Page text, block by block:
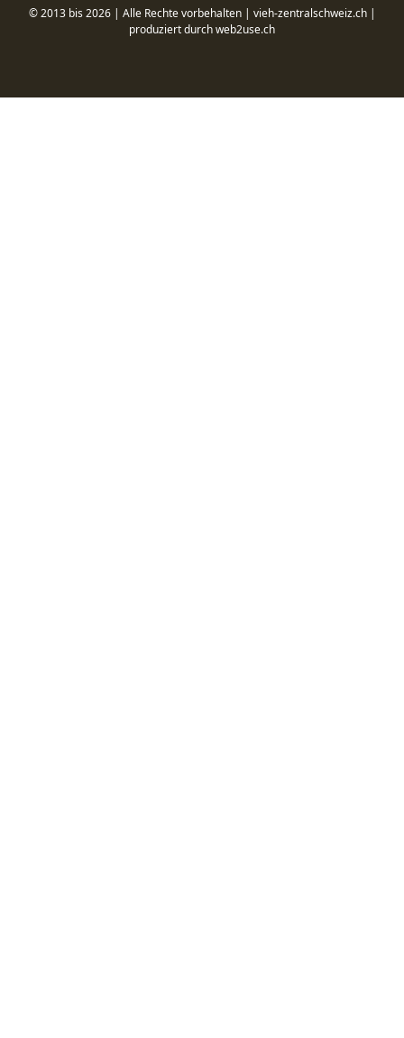
© 2013 bis 2026 | Alle Rechte vorbehalten | vieh-zentralschweiz.ch |
produziert durchweb2use.ch